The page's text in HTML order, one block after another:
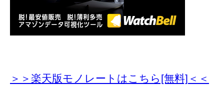
＞＞楽天版モノレートはこちら[無料]＜＜